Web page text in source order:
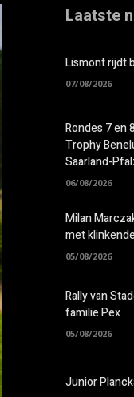
Laatste
Lismont rijdt
07/08/2026
Rondes 7 en
Trophy
Saarland-
06/08/2026
Milan
met
05/08/2026
Rally van
familie Pex
05/08/2026
Junior